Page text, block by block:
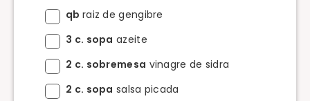
qb raiz de gengibre
3 c. sopa azeite
2 c. sobremesa vinagre de sidra
2 c. sopa salsa picada